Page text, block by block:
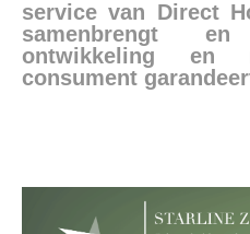
service van Direct
samenbrengt
ontwikkeling en
consument